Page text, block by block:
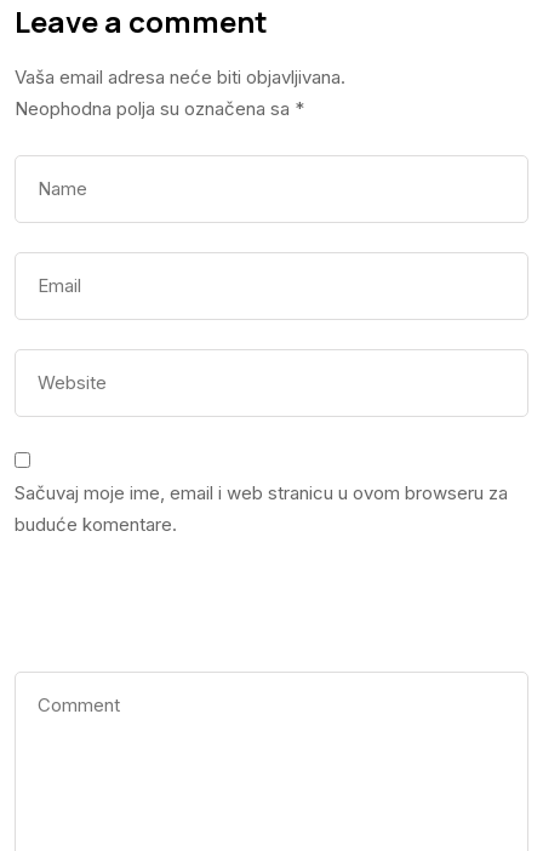
Leave a comment
Vaša email adresa neće biti objavljivana.
Neophodna polja su označena sa *
Sačuvaj moje ime, email i web stranicu u ovom browseru za
buduće komentare.